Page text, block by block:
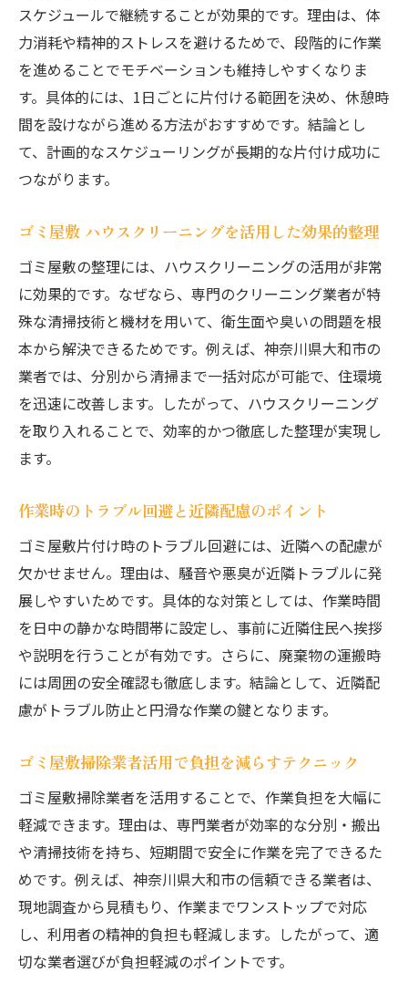
スケジュールで継続することが効果的です。理由は、体
力消耗や精神的ストレスを避けるためで、段階的に作業
を進めることでモチベーションも維持しやすくなりま
す。具体的には、1日ごとに片付ける範囲を決め、休憩時
間を設けながら進める方法がおすすめです。結論とし
て、計画的なスケジューリングが長期的な片付け成功に
つながります。
ゴミ屋敷 ハウスクリーニングを活用した効果的整理
ゴミ屋敷の整理には、ハウスクリーニングの活用が非常
に効果的です。なぜなら、専門のクリーニング業者が特
殊な清掃技術と機材を用いて、衛生面や臭いの問題を根
本から解決できるためです。例えば、神奈川県大和市の
業者では、分別から清掃まで一括対応が可能で、住環境
を迅速に改善します。したがって、ハウスクリーニング
を取り入れることで、効率的かつ徹底した整理が実現し
ます。
作業時のトラブル回避と近隣配慮のポイント
ゴミ屋敷片付け時のトラブル回避には、近隣への配慮が
欠かせません。理由は、騒音や悪臭が近隣トラブルに発
展しやすいためです。具体的な対策としては、作業時間
を日中の静かな時間帯に設定し、事前に近隣住民へ挨拶
や説明を行うことが有効です。さらに、廃棄物の運搬時
には周囲の安全確認も徹底します。結論として、近隣配
慮がトラブル防止と円滑な作業の鍵となります。
ゴミ屋敷掃除業者活用で負担を減らすテクニック
ゴミ屋敷掃除業者を活用することで、作業負担を大幅に
軽減できます。理由は、専門業者が効率的な分別・搬出
や清掃技術を持ち、短期間で安全に作業を完了できるた
めです。例えば、神奈川県大和市の信頼できる業者は、
現地調査から見積もり、作業までワンストップで対応
し、利用者の精神的負担も軽減します。したがって、適
切な業者選びが負担軽減のポイントです。